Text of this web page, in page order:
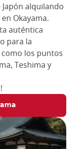
alquilando
Okayama.
auténtica
para la
como los puntos
Teshima y